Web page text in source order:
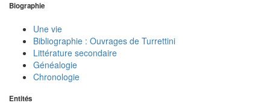
Biographie
Une vie
Bibliographie : Ouvrages de Turrettini
Littérature secondaire
Généalogie
Chronologie
Entités